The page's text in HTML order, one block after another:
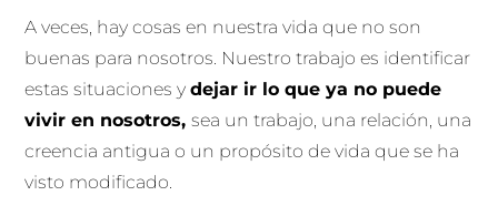
A veces, hay cosas en nuestra vida que no son
buenas para nosotros. Nuestro trabajo es identificar
estas situaciones ydejar ir lo que ya no puede
vivir en nosotros,sea un trabajo, una relación, una
creencia antigua o un propósito de vida que se ha
visto modificado.